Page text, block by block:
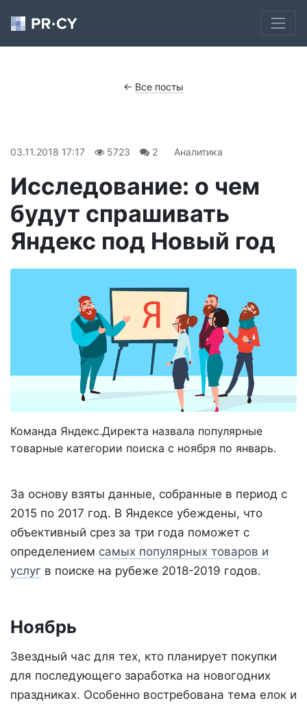
← Все посты
03.11.2018 17:17 5723 2 Аналитика
Исследование: о чем
будут спрашивать
Яндекс под Новый год
Команда Яндекс.Директа назвала популярные
товарные категории поиска с ноября по январь.
За основу взяты данные, собранные в период с
2015 по 2017 год. В Яндексе убеждены, что
объективный срез за три года поможет с
определением самых популярных товаров и
услуг в поиске на рубеже 2018-2019 годов.
Ноябрь
Звездный час для тех, кто планирует покупки
для последующего заработка на новогодних
праздниках. Особенно востребована тема елок и